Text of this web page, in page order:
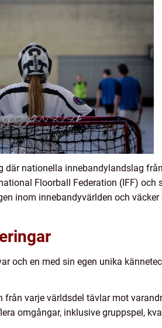
där nationella innebandylandslag
Floorball Federation (IFF) och
inom innebandyvärlden och
och en med sin egen unika
varje världsdel tävlar mot
omgångar, inklusive gruppspel,